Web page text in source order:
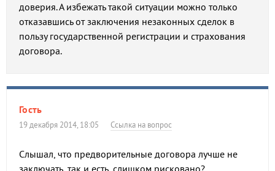
доверия. А избежать такой ситуации можно только
отказавшись от заключения незаконных сделок в
пользу государственной регистрации и страхования
договора.
Гость
19 декабря 2014, 18:05 Ссылка на вопрос
Слышал, что предворительные договора лучше не
заключать, так и есть, слишком рисковано?